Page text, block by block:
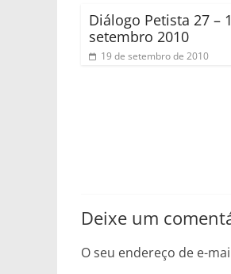
Diálogo Petista 27 –
setembro 2010
19 de setembro de 2010
Deixe um
O seu endereço de e-